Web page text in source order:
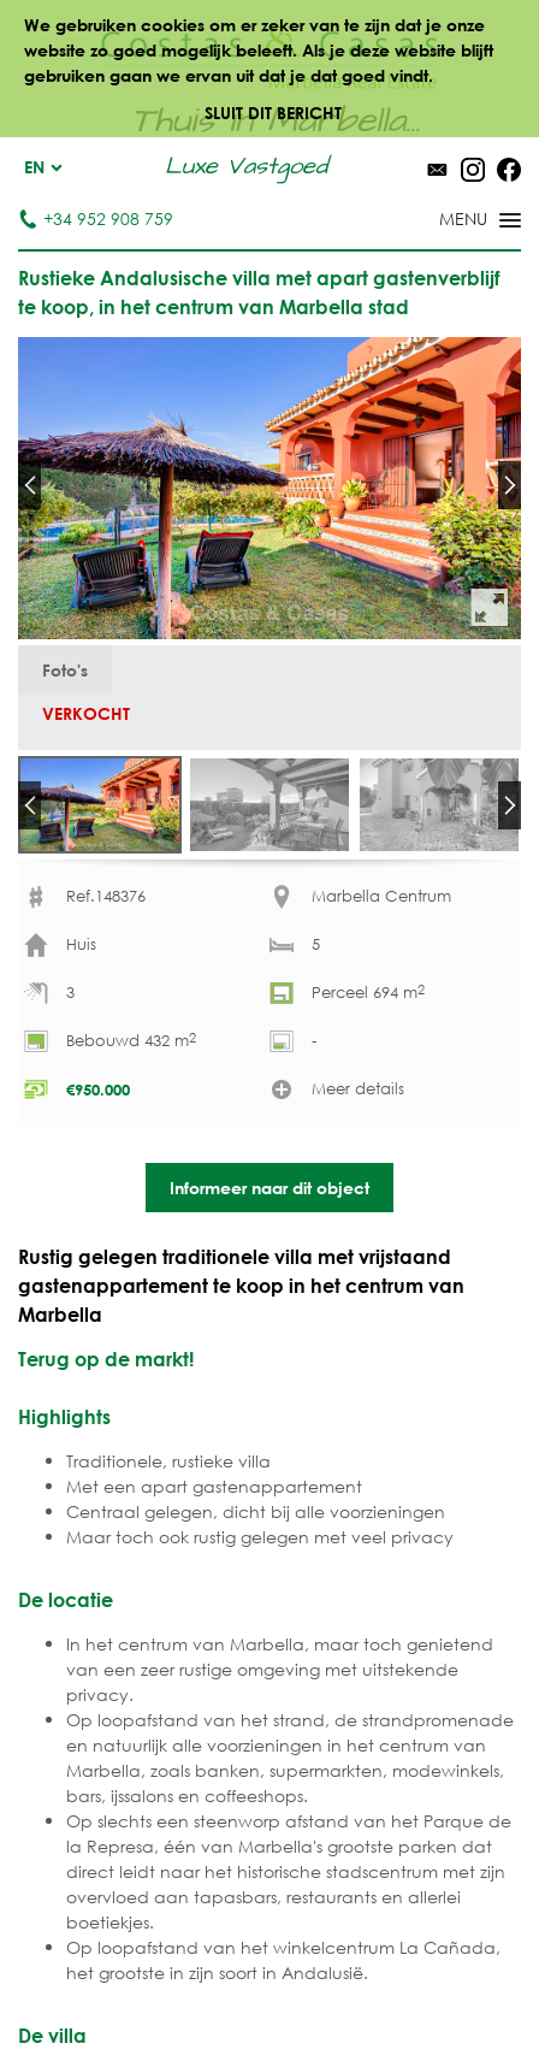
We gebruiken cookies om er zeker van te zijn dat je onze
website zo goed mogelijk beleeft. Als je deze website blijft
gebruiken gaan we ervan uit dat je dat goed vindt.
SLUIT DIT BERICHT
Thuis in Marbella...
Luxe Vastgoed
EN
+34 952 908 759
Rustieke Andalusische villa met apart gastenverblijf
te koop, in het centrum van Marbella stad
Foto's
VERKOCHT
Ref.148376 Marbella Centrum
Huis 5
3 Perceel 694 m2
Bebouwd 432 m2 -
€950.000 Meer details
Informeer naar dit object
Rustig gelegen traditionele villa met vrijstaand
gastenappartement te koop in het centrum van
Marbella
Terug op de markt!
Highlights
Traditionele, rustieke villa
Met een apart gastenappartement
Centraal gelegen, dicht bij alle voorzieningen
Maar toch ook rustig gelegen met veel privacy
De locatie
In het centrum van Marbella, maar toch genietend
van een zeer rustige omgeving met uitstekende
privacy.
Op loopafstand van het strand, de strandpromenade
en natuurlijk alle voorzieningen in het centrum van
Marbella, zoals banken, supermarkten, modewinkels,
bars, ijssalons en coffeeshops.
Op slechts een steenworp afstand van het Parque de
la Represa, één van Marbella's grootste parken dat
direct leidt naar het historische stadscentrum met zijn
overvloed aan tapasbars, restaurants en allerlei
boetiekjes.
Op loopafstand van het winkelcentrum La Cañada,
het grootste in zijn soort in Andalusië.
De villa